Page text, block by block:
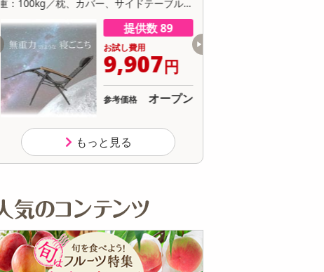
（深履きタイプ）
提供数 71
お試し費用
1,699円
参考価格 2,940円
もっと見る